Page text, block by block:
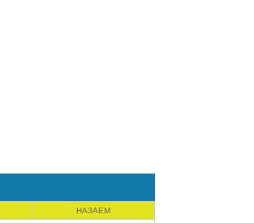
НАЗАЕМ